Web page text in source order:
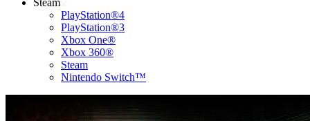
PlayStation®4
PlayStation®3
Xbox One®
Xbox 360®
Steam
Nintendo Switch™